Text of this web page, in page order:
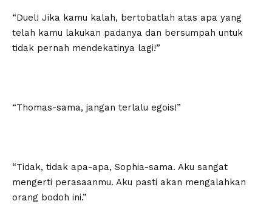
“Duel! Jika kamu kalah, bertobatlah atas apa yang
telah kamu lakukan padanya dan bersumpah untuk
tidak pernah mendekatinya lagi!”
“Thomas-sama, jangan terlalu egois!”
“Tidak, tidak apa-apa, Sophia-sama. Aku sangat
mengerti perasaanmu. Aku pasti akan mengalahkan
orang bodoh ini.”